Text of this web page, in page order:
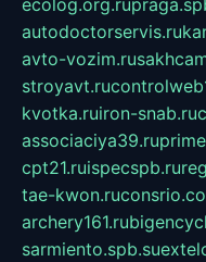
ecolog.org.ru
autodoctorservis.ru
avto-vozim.ru
stroyavt.ru
kvotka.ruiron-snab.ru
associaciya39.ru
cpt21.ruispecspb.ru
tae-kwon.ru
archery161.ru
sarmiento.spb.su